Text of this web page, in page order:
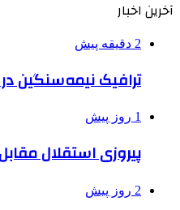
آخرین اخبار
2 دقیقه پیش
ترافیک نیمه‌سنگین
1 روز پیش
پیروزی استقلال
2 روز پیش